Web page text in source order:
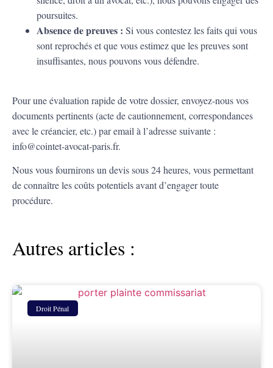
poursuites.
Absence de preuves : Si vous contestez les faits qui vous
sont reprochés et que vous estimez que les preuves sont
insuffisantes, nous pouvons vous défendre.
Pour une évaluation rapide de votre dossier, envoyez-nous vos
documents pertinents (acte de cautionnement, correspondances
avec le créancier, etc.) par email à l’adresse suivante :
info@cointet-avocat-paris.fr.
Nous vous fournirons un devis sous 24 heures, vous permettant
de connaître les coûts potentiels avant d’engager toute
procédure.
Autres articles :
Droit Pénal